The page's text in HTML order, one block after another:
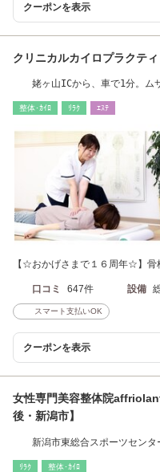
クーポンを表示
クリニカルカイロプラクテ
姥ヶ山ICから、車で1分。ム
整体･ｶｲﾛ ﾘﾗｸ ｴｽﾃ
【☆おかげさまで１６周年☆】
口コミ 647件 設備
スマート支払いOK
クーポンを表示
女性専門美容整体院
後・新潟市】
新潟市東総合スポーツセン
ﾘﾗｸ 整体･ｶｲﾛ